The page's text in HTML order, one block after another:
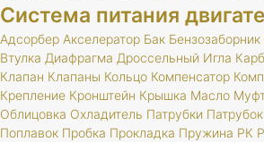
Система питания
Адсорбер Акселератор Бак Бензозаборник
Втулка Диафрагма Дроссельный Игла
Клапан Клапаны Кольцо Компенсатор
Крепление Кронштейн Крышка Масло
Облицовка Охладитель Патрубки Патрубок
Поплавок Пробка Прокладка Пружина РК